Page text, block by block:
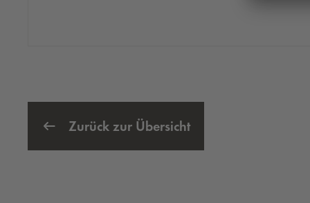
Zurück zur Übersicht